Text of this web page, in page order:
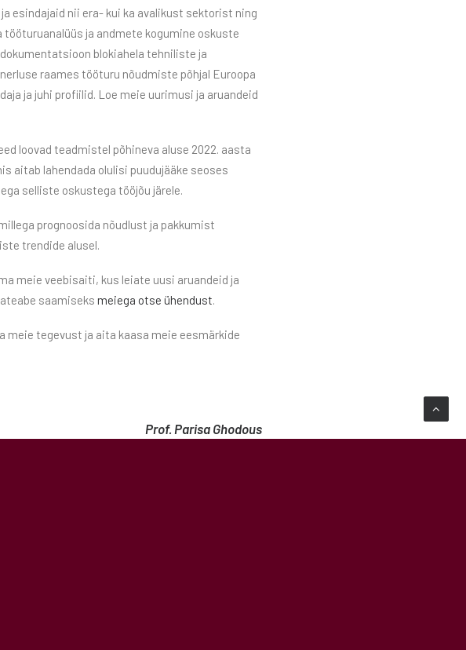
esindajaid nii era- kui ka avalikust sektorist ning
ja andmete kogumine oskuste
blokiahela tehniliste ja
raames tööturu nõudmiste põhjal Euroopa
ja juhi profiilid. Loe meie uurimusi ja aruandeid
loovad teadmistel põhineva aluse 2022. aasta
aitab lahendada olulisi puudujääke seoses
selliste oskustega tööjõu järele.
prognoosida nõudlust ja pakkumist
trendide alusel.
meie veebisaiti, kus leiate uusi aruandeid ja
saamiseksmeiega otse ühendust.
tegevust ja aita kaasa meie eesmärkide
Prof. Parisa Ghodous